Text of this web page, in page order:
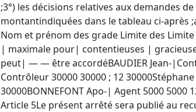
;3°) les décisions relatives aux demandes
montantindiquées dans le tableau ci-après
Nom et prénom des grade Limite des
| maximale pour| contentieuses |
peut| — — être accordéBAUDIER Jean-
Contrôleur 30000 30000 ; 12
30000BONNEFONT Apo-| Agent 5000 5000
Article 5Le présent arrêté sera publié au